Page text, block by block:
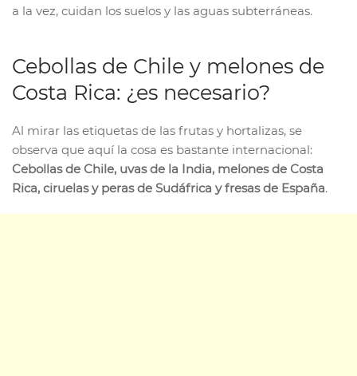
a la vez, cuidan los suelos y las aguas subterráneas.
Cebollas de Chile y melones de
Costa Rica: ¿es necesario?
Al mirar las etiquetas de las frutas y hortalizas, se
observa que aquí la cosa es bastante internacional:
Cebollas de Chile, uvas de la India, melones de Costa
Rica, ciruelas y peras de Sudáfrica y fresas de España.